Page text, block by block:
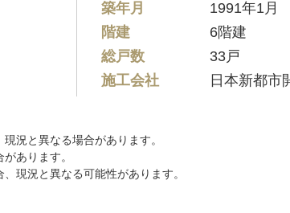
築年月
1991年1月
階建
6階建
総戸数
33戸
施工会社
日本新都市
況と異なる場合があります。
あります。
現況と異なる可能性があります。